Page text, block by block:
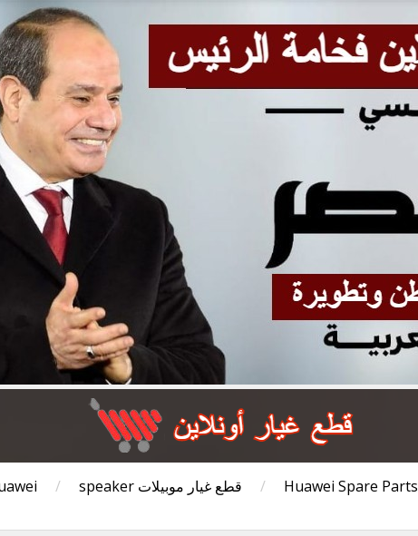
Huawei Spare Parts
/ قطع غيار موبيلات Huawei /
speaker